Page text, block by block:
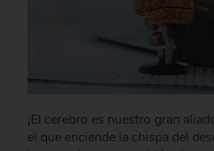
¡El cerebro es nuestro gran
el que enciende la chispa del